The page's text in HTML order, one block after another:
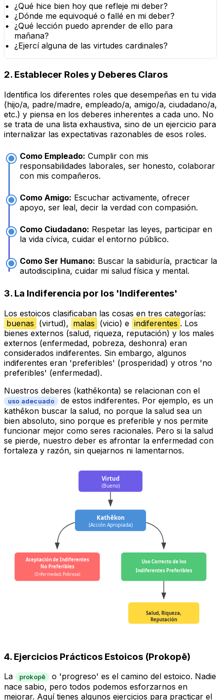
¿Qué hice bien hoy que refleje mi deber?
¿Dónde me equivoqué o fallé en mi deber?
¿Qué lección puedo aprender de ello para
mañana?
¿Ejercí alguna de las virtudes cardinales?
2. Establecer Roles y Deberes Claros
Identifica los diferentes roles que desempeñas en tu vida
(hijo/a, padre/madre, empleado/a, amigo/a, ciudadano/a,
etc.) y piensa en los deberes inherentes a cada uno. No
se trata de una lista exhaustiva, sino de un ejercicio para
internalizar las expectativas razonables de esos roles.
Como Empleado: Cumplir con mis
responsabilidades laborales, ser honesto, colaborar
con mis compañeros.
Como Amigo: Escuchar activamente, ofrecer
apoyo, ser leal, decir la verdad con compasión.
Como Ciudadano: Respetar las leyes, participar en
la vida cívica, cuidar el entorno público.
Como Ser Humano: Buscar la sabiduría, practicar la
autodisciplina, cuidar mi salud física y mental.
3. La Indiferencia por los 'Indiferentes'
Los estoicos clasificaban las cosas en tres categorías:
buenas (virtud), malas (vicio) e indiferentes . Los
bienes externos (salud, riqueza, reputación) y los males
externos (enfermedad, pobreza, deshonra) eran
considerados indiferentes. Sin embargo, algunos
indiferentes eran 'preferibles' (prosperidad) y otros 'no
preferibles' (enfermedad).
Nuestros deberes (kathēkonta) se relacionan con el
uso adecuado
de estos indiferentes. Por ejemplo, es un
kathēkon buscar la salud, no porque la salud sea un
bien absoluto, sino porque es preferible y nos permite
funcionar mejor como seres racionales. Pero si la salud
se pierde, nuestro deber es afrontar la enfermedad con
fortaleza y razón, sin quejarnos ni lamentarnos.
Virtud
(Bueno)
Kathēkon
(Acción Apropiada)
Aceptación de Indiferentes
No Preferibles
(Enfermedad, Pobreza)
Uso Correcto de los
Indiferentes Preferibles
Salud, Riqueza,
Reputación
4. Ejercicios Prácticos Estoicos (Prokopē)
La prokopē
o 'progreso' es el camino del estoico. Nadie
nace sabio, pero todos podemos esforzarnos en
mejorar. Aquí tienes algunos ejercicios para practicar el